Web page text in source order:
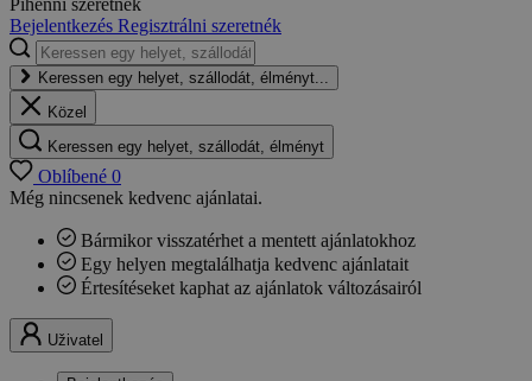
Pihenni szeretnék
Bejelentkezés Regisztrálni szeretnék
Keressen egy helyet, szállodát, élményt...
Közel
Keressen egy helyet, szállodát, élményt
Oblíbené 0
Még nincsenek kedvenc ajánlatai.
Bármikor visszatérhet a mentett ajánlatokhoz
Egy helyen megtalálhatja kedvenc ajánlatait
Értesítéseket kaphat az ajánlatok változásairól
Uživatel